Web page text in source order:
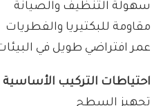
سهولة التنظيف والصيانة
مقاومة للبكتيريا والفطريات
عمر افتراضي طويل في
احتياطات التركيب الأساسية
تجهيز السطح